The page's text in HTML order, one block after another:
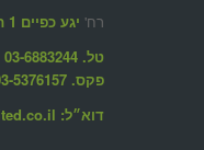
רח' יגע כפיים 1 תל אביב
טל. 03-6883244
פקס. 03-5376157
דוא״ל: info@united.co.il